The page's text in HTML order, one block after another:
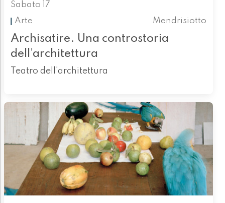
Sabato 17
Arte
Mendrisiotto
Archisatire. Una controstoria
dell’architettura
Teatro dell'architettura